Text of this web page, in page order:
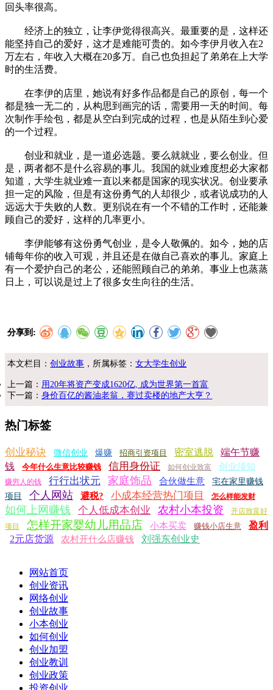
回头率很高。
经济上的独立，让李伊觉得很高兴。最重要的是，这样还
能坚持自己的爱好，这才是难能可贵的。如今李伊月收入在2
万左右，年收入大概在20多万。自己也负担起了弟弟在上大学
时的生活费。
在李伊的店里，她说有好多作品都是自己的原创，每一个
都是独一无二的，从构思到画完的话，需要用一天的时间。每
次制作手绘包，都是从空白到完成的过程，也是从陌生到心爱
的一个过程。
创业和就业，是一道必选题。要么就就业，要么创业。但
是，两者都不是什么容易的事儿。我国的就业难度想必大家都
知道，大学生就业难一直以来都是国家的现实状况。创业要承
担一定的风险，但是有这份勇气的人却很少，或者说成功的人
远远大于失败的人数。更别说在有一个不错的工作时，还能兼
顾自己的爱好，这样的几率更小。
李伊能够有这份勇气创业，是令人敬佩的。如今，她的店
铺每年你的收入可观，并且还是在做自己喜欢的事儿。家庭上
有一个爱护自己的老公，还能照顾自己的弟弟。事业上也蒸蒸
日上，可以说是过上了很多女生向往的生活。
分享到:
本文栏目：创业故事 ，所属标签：女大学生创业
上一篇： 用20年将资产变成1620亿, 成为世界第一首富
下一篇：身价百亿的酱油老翁，赛过卖楼的地产大亨？
热门标签
创业秘诀 微信创业 爆赚 招商引资项目 密室逃脱
端午节赚
钱
今年什么生意比较赚钱 信用身份证 如何创业致富 创业须知
赚穷人的钱 行行出状元 家庭饰品 合伙做生意
宅在家里赚钱
项目
个人网站 避税? 小成本经营热门项目 怎么样能发财
如何上网赚钱 个人低成本创业 农村小本投资
开店致富好
项目
怎样开家婴幼儿用品店 小本买卖 赚钱小店生意
盈利
2元店货源
农村开什么店赚钱 刘强东创业史
网站首页
创业资讯
网络创业
创业故事
小本创业
如何创业
创业加盟
创业教训
创业政策
投资创业